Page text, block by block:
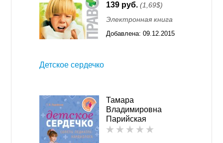
139 руб. (1,69$)
Электронная книга
Добавлена: 09.12.2015
Детское сердечко
Тамара
Владимировна
Парийская